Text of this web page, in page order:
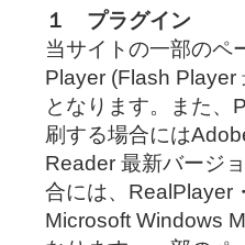
１ プラグイン
当サイトの一部のペ
Player (Flash Player
となります。また、
刷する場合には
Reader 最新バージ
合には、RealPlayer
Microsoft Windows